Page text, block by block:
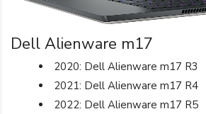
Dell Alienware m17
2020: Dell Alienware m17 R3
2021: Dell Alienware m17 R4
2022: Dell Alienware m17 R5